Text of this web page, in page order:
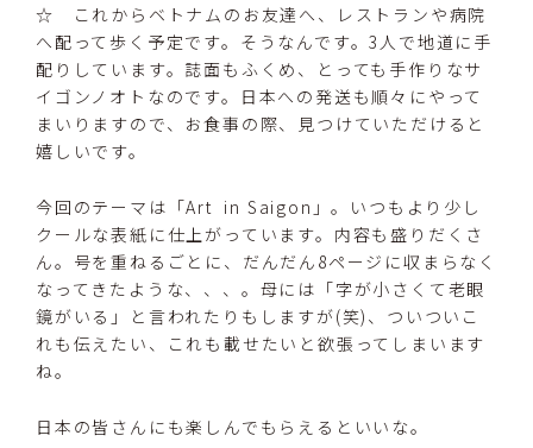
☆ これからベトナムのお友達へ、レストランや病院
へ配って歩く予定です。そうなんです。3人で地道に手
配りしています。誌面もふくめ、とっても手作りなサ
イゴンノオトなのです。日本への発送も順々にやって
まいりますので、お食事の際、見つけていただけると
嬉しいです。
今回のテーマは「Art in Saigon」。いつもより少し
クールな表紙に仕上がっています。内容も盛りだくさ
ん。号を重ねるごとに、だんだん8ページに収まらなく
なってきたような、、、。母には「字が小さくて老眼
鏡がいる」と言われたりもしますが(笑)、ついついこ
れも伝えたい、これも載せたいと欲張ってしまいます
ね。
日本の皆さんにも楽しんでもらえるといいな。